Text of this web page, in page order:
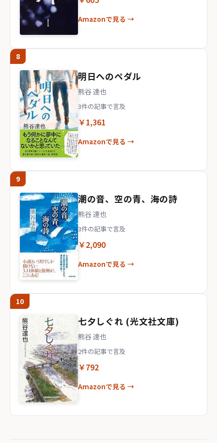
Amazonで見る →
8
明日へのペダル
熊谷 達也
3件の記事で言及
￥1,361
Amazonで見る →
9
潮の音、空の青、海の詩
熊谷 達也
3件の記事で言及
￥2,090
Amazonで見る →
10
七夕しぐれ (光文社文庫)
熊谷 達也
2件の記事で言及
￥792
Amazonで見る →